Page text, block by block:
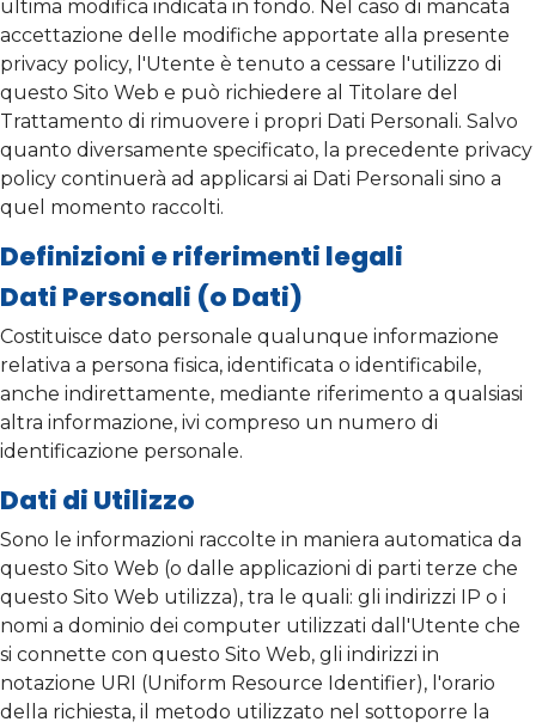
ultima modifica indicata in fondo. Nel caso di mancata
accettazione delle modifiche apportate alla presente
privacy policy, l'Utente è tenuto a cessare l'utilizzo di
questo Sito Web e può richiedere al Titolare del
Trattamento di rimuovere i propri Dati Personali. Salvo
quanto diversamente specificato, la precedente privacy
policy continuerà ad applicarsi ai Dati Personali sino a
quel momento raccolti.
Definizioni e riferimenti legali
Dati Personali (o Dati)
Costituisce dato personale qualunque informazione
relativa a persona fisica, identificata o identificabile,
anche indirettamente, mediante riferimento a qualsiasi
altra informazione, ivi compreso un numero di
identificazione personale.
Dati di Utilizzo
Sono le informazioni raccolte in maniera automatica da
questo Sito Web (o dalle applicazioni di parti terze che
questo Sito Web utilizza), tra le quali: gli indirizzi IP o i
nomi a dominio dei computer utilizzati dall'Utente che
si connette con questo Sito Web, gli indirizzi in
notazione URI (Uniform Resource Identifier), l'orario
della richiesta, il metodo utilizzato nel sottoporre la